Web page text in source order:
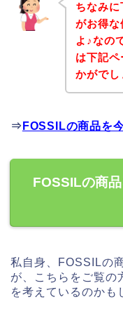
ちなみ
がお得な
よ♪なの
は下記
かがでし
⇒ FOSSILの商品を
FOSSILの商
私自身、FOSSILの
が、こちらをご覧の
を考えているのかも